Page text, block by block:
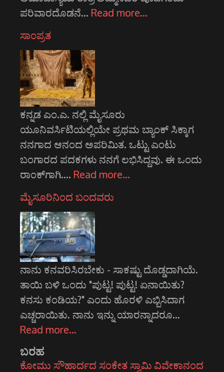
ಪರಿವಾರದೊಡನೆ… Read more…
ಸಾಂಪ್ರತ
ಕನ್ನಡ ಎಂ.ಎ. ನಲ್ಲಿ ಮೈಸೂರು
ಯೂನಿವರ್ಸಿಟಿಯಲ್ಲಿಯೇ ಪ್ರಥಮ ಬ್ಯಾಂಕ್ ಸಿಕ್ಕಾಗ
ನನಗಾದ ಆನಂದ ಅಪರಿಮಿತ. ಒಟ್ಟು ಎಂಟು
ಬಂಗಾರದ ಪದಕಗಳು ನನಗೆ ಲಭಿಸಿದ್ದವು. ಈ ಒಂದು
ರಾಂಕ್‌ಗಾಗಿ.… Read more…
ಮೈಸೂರಿನಿಂದ ಬಂದವರು
ನಾನು ಕನವರಿಸಿರಬೇಕು - ಸಾಕಷ್ಟು ದೊಡ್ಡದಾಗಿಯೆ.
ತಾಯಿ ಬಳಿ ಒಂದು "ಪುಟ್ಟ! ಪುಟ್ಟ! ಏನಾಯಿತು?
ಕನಸು ಕಂಡಿಯ?" ಎಂದು ಹೊರಳಿ ಎಬ್ಬಿಸಿದಾಗ
ಎಚ್ಚರಾಯಿತು. ನಾನು ಇನ್ನು ಯಾರನ್ನಾದರೂ…
Read more…
ಬರಹ
ಕೋಮು ಸೌಹಾರ್ದದ ಸಂಕೇತ ಸ್ವಾಮಿ ವಿವೇಕಾನಂದ